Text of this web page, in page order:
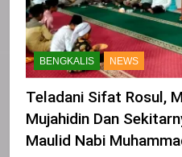
BENGKALIS NEWS
Teladani Sifat Rosul,
Mujahidin Dan
Maulid Nabi